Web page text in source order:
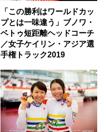
「この勝利はワールドカッ
プとは一味違う」ブノワ・
ベトゥ短距離ヘッドコーチ
／女子ケイリン・アジア選
手権トラック2019